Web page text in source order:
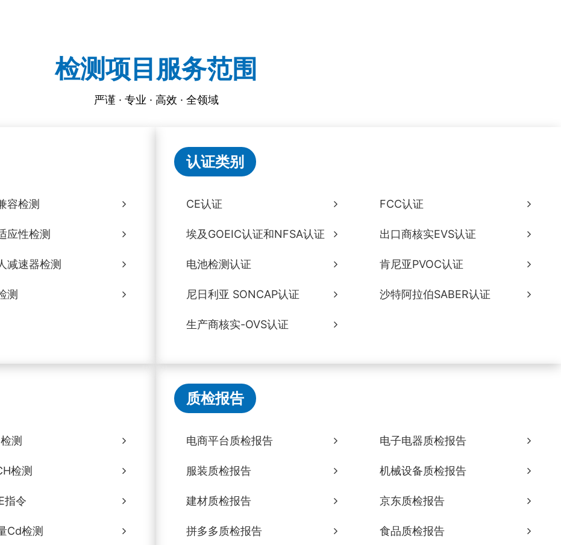
检测项目服务范围
严谨 · 专业 · 高效 · 全领域
容检测
应性检测
减速器检测
测
认证类别
CE认证 FCC认证
埃及GOEIC认证和NFSA认证 出口商核实EVS认证
电池检测认证 肯尼亚PVOC认证
尼日利亚 SONCAP认证 沙特阿拉伯SABER认证
生产商核实-OVS认证
测
检测
指令
Cd检测
质检报告
电商平台质检报告 电子电器质检报告
服装质检报告 机械设备质检报告
建材质检报告 京东质检报告
拼多多质检报告 食品质检报告